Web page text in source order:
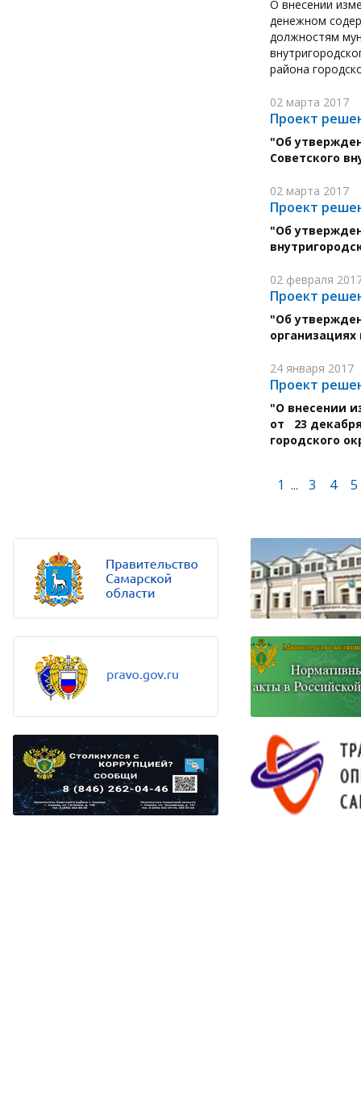
О внесении
денежном
должностям
района
02 марта 2017
Проект
"Об
Советского
02 марта 2017
Проект
"Об
02 февраля
Проект
"Об
24 января 2017
Проект
"О внесении
от 23
городского
1 ... 3 4 5